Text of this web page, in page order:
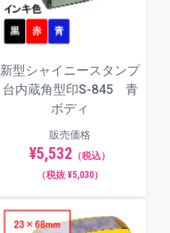
新型シャイニースタンプ
台内蔵角型印S-845 青
ボディ
販売価格
¥5,532 （税込）
（税抜 ¥5,030）